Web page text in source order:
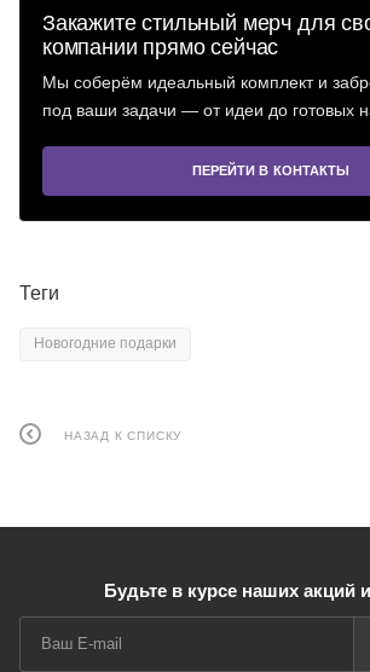
Закажите стильный мерч для
компании прямо сейчас
Мы соберём идеальный комплект и
под ваши задачи — от идеи до готовых
ПЕРЕЙТИ В КОНТАКТЫ
Теги
Новогодние подарки
НАЗАД К СПИСКУ
Будьте в курсе наших акций